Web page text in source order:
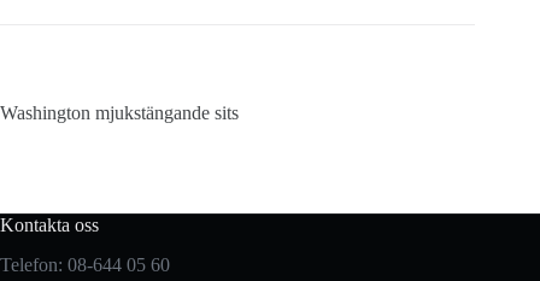
Washington mjukstängande sits
Kontakta oss
Telefon: 08-644 05 60